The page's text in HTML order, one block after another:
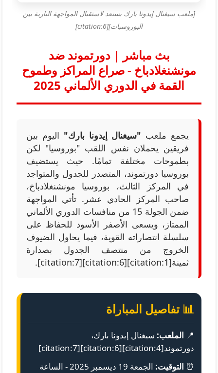
[ملعب سيغنال إيدونا بارك يستعد لاستقبال المواجهة النارية بين
البوروسيات][citation:6]
بث مباشر | دورتموند ضد
مونشنغلادباخ - صراع المراكز وطموح
القمة في الدوري الألماني 2025
يجمع ملعب "سيغنال إيدونا بارك" اليوم بين
فريقين يحملان نفس اللقب "بوروسيا" لكن
بطموحات مختلفة تمامًا. حيث يستضيف
بوروسيا دورتموند، المتصدر للجدول والمتواجد
في المركز الثالث، بوروسيا مونشنغلادباخ،
صاحب المركز الحادي عشر. تأتي المواجهة
ضمن الجولة 15 من منافسات الدوري الألماني
الممتاز، ويسعى الأصفر الأسود للحفاظ على
سلسلة انتصاراته القوية، فيما يحاول الضيوف
الخروج من منتصف الجدول بصدارة
ثمينة[citation:1][citation:6][citation:7].
📊 تفاصيل المباراة
📍 الملعب: سيغنال إيدونا بارك،
دورتموند[citation:4][citation:6][citation:7]
⏰ التوقيت:
الجمعة 19 ديسمبر 2025 - الساعة